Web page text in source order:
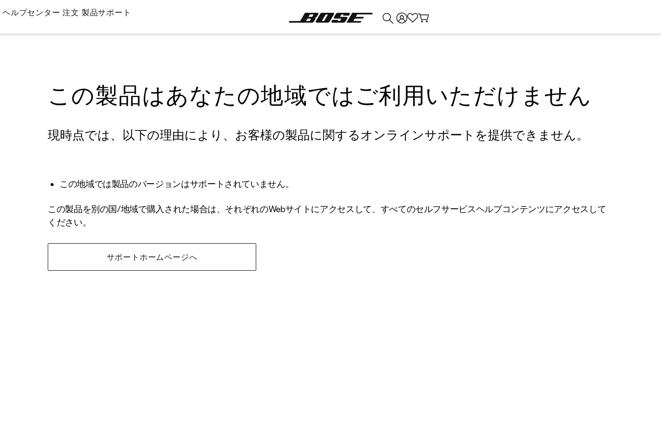
Skip
Main
ヘルプセンター 注文 製品サポート
この製品はあなたの地域ではご利用いただけません
現時点では、以下の理由により、お客様の製品に関するオンラインサポートを提供できません。
この地域では製品のバージョンはサポートされていません。
この製品を別の国/地域で購入された場合は、それぞれのWebサイトにアクセスして、すべてのセルフサービスヘルプコンテンツにアクセスして
ください。
サポートホームページへ